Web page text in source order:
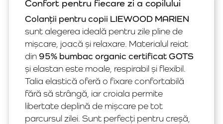
Confort pentru fiecare zi a copilului
Colanții pentru copii LIEWOOD MARIEN
sunt alegerea ideală pentru zile pline de
mișcare, joacă și relaxare. Materialul reiat
din 95% bumbac organic certificat GOTS
și elastan este moale, respirabil și flexibil.
Talia elastică oferă o fixare confortabilă
fără să strângă, iar croiala permite
libertate deplină de mișcare pe tot
parcursul zilei. Sunt perfecți pentru creșă,